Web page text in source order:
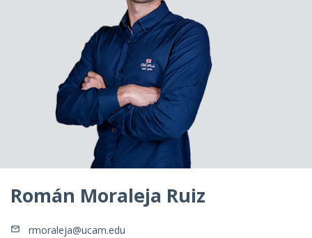
Román Moraleja Ruiz
rmoraleja@ucam.edu